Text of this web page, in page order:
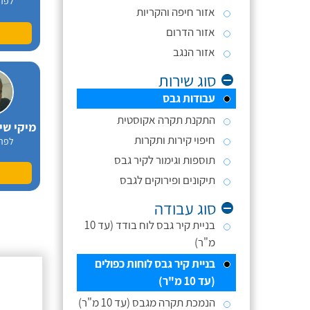
אזור חיפה והקריות
אזור הדרום
אזור הנגב
סוג שירות
עבודות גבס
התקנת תקרה אקוסטית
חיפוי קירות ותקרות
תוספות וגימור לקיר גבס
תיקונים ופירוקים לגבס
סוג עבודה
בניית קיר גבס לוח בודד (עד 10
מ"ר)
בניית קיר גבס לוחות כפולים
(עד 10 מ"ר)
הנמכת תקרה מגבס (עד 10 מ"ר)